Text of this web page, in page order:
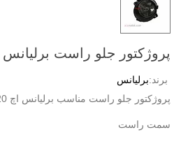
پروژکتور جلو راست برلیانس H320 / کراس
برند:برلیانس
پروژکتور جلو راست مناسب برلیانس اچ 320 / کراس
سمت راست